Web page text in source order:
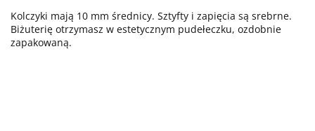
Kolczyki mają 10 mm średnicy. Sztyfty i zapięcia są srebrne.
Biżuterię otrzymasz w estetycznym pudełeczku, ozdobnie
zapakowaną.